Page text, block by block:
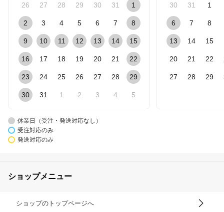
26 27 28 29 30 31 1
2 3 4 5 6 7 8
9 10 11 12 13 14 15
16 17 18 19 20 21 22
23 24 25 26 27 28 29
30 31 1 2 3 4 5
30 31 1
6 7 8
13 14 15
20 21 22
27 28 29
休業日（受注・発送対応なし）
受注対応のみ
発送対応のみ
ショップメニュー
ショップのトップページへ